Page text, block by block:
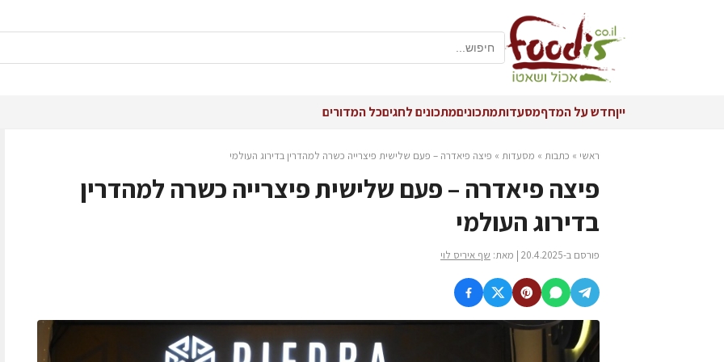
ייןחדש על המדףמסעדותמתכוניםמתכונים לחגיםכל המדורים
ראשי » כתבות » מסעדות » פיצה פיאדרה – פעם שלישית פיצרייה כשרה למהדרין בדירוג העולמי
פיצה פיאדרה – פעם שלישית פיצרייה כשרה למהדרין
בדירוג העולמי
פורסם ב-20.4.2025 | מאת: שף איריס לוי